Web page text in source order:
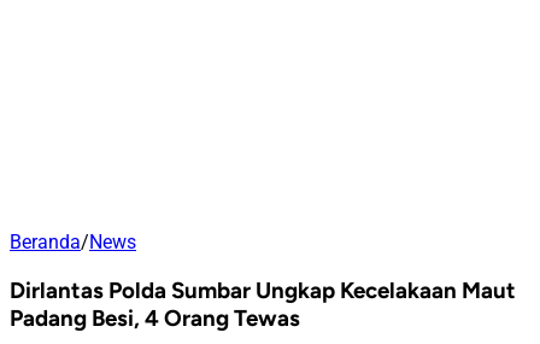
Beranda/News
Dirlantas Polda Sumbar Ungkap Kecelakaan Maut
Padang Besi, 4 Orang Tewas